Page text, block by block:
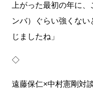
上がった最初の年に
ンバ）ぐらい強くな
じましたね」
◇
遠藤保仁×中村憲剛対